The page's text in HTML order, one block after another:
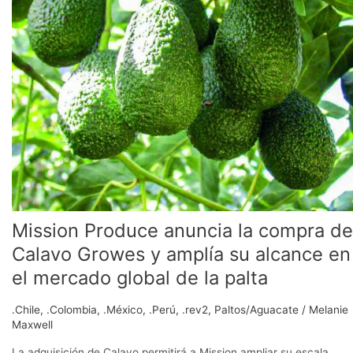
Mission Produce anuncia la compra de
Calavo Growes y amplía su alcance en
el mercado global de la palta
.Chile, .Colombia, .México, .Perú, .rev2, Paltos/Aguacate / Melanie
Maxwell
la
compra
de
Calavo
Growes
y
amplía
su
alcance
en
el
mercado
global
de
la
palta